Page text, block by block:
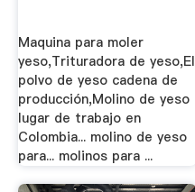
Maquina para moler
yeso,Trituradora de yeso,El
polvo de yeso cadena de
producción,Molino de yeso
lugar de trabajo en
Colombia... molino de yeso
para... molinos para ...